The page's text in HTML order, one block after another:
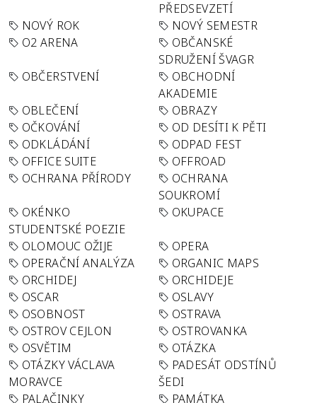
PŘEDSEVZETÍ
NOVÝ ROK
NOVÝ SEMESTR
O2 ARENA
OBČANSKÉ
SDRUŽENÍ ŠVAGR
OBČERSTVENÍ
OBCHODNÍ
AKADEMIE
OBLEČENÍ
OBRAZY
OČKOVÁNÍ
OD DESÍTI K PĚTI
ODKLÁDÁNÍ
ODPAD FEST
OFFICE SUITE
OFFROAD
OCHRANA PŘÍRODY
OCHRANA
SOUKROMÍ
OKÉNKO
STUDENTSKÉ POEZIE
OKUPACE
OLOMOUC OŽIJE
OPERA
OPERAČNÍ ANALÝZA
ORGANIC MAPS
ORCHIDEJ
ORCHIDEJE
OSCAR
OSLAVY
OSOBNOST
OSTRAVA
OSTROV CEJLON
OSTROVANKA
OSVĚTIM
OTÁZKA
OTÁZKY VÁCLAVA
MORAVCE
PADESÁT ODSTÍNŮ
ŠEDI
PALAČINKY
PAMÁTKA